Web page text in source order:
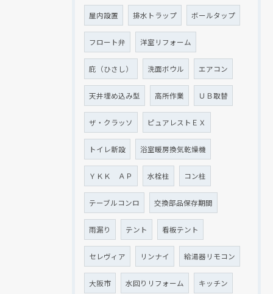
屋内設置 排水トラップ ボールタップ
フロート弁 洋室リフォーム
庇（ひさし） 洗面ボウル エアコン
天井埋め込み型 高所作業 ＵＢ取替
ザ・クラッソ ピュアレストＥＸ
トイレ新設 浴室暖房換気乾燥機
ＹＫＫ ＡＰ 水栓柱 コン柱
テーブルコンロ 交換部品保存期間
雨漏り テント 看板テント
セレヴィア リンナイ 給湯器リモコン
大阪市 水回りリフォーム キッチン